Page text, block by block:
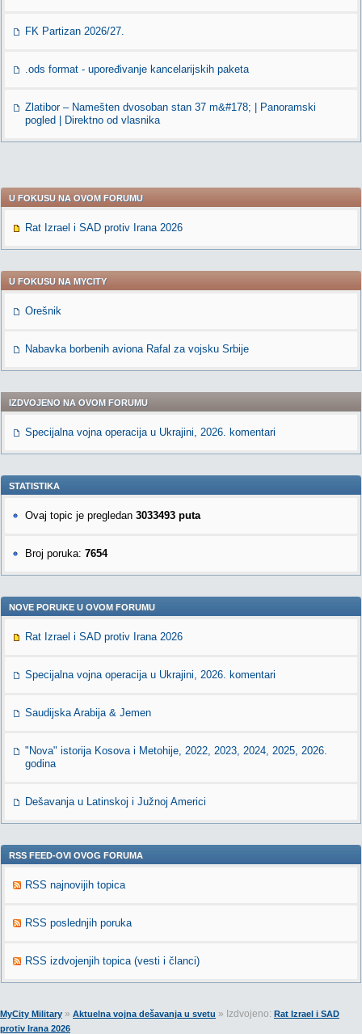
FK Partizan 2026/27.
.ods format - upoređivanje kancelarijskih paketa
Zlatibor – Namešten dvosoban stan 37 m&#178; | Panoramski
pogled | Direktno od vlasnika
U FOKUSU NA OVOM FORUMU
Rat Izrael i SAD protiv Irana 2026
U FOKUSU NA MYCITY
Orešnik
Nabavka borbenih aviona Rafal za vojsku Srbije
IZDVOJENO NA OVOM FORUMU
Specijalna vojna operacija u Ukrajini, 2026. komentari
STATISTIKA
Ovaj topic je pregledan 3033493 puta
Broj poruka: 7654
NOVE PORUKE U OVOM FORUMU
Rat Izrael i SAD protiv Irana 2026
Specijalna vojna operacija u Ukrajini, 2026. komentari
Saudijska Arabija & Jemen
"Nova" istorija Kosova i Metohije, 2022, 2023, 2024, 2025, 2026.
godina
Dešavanja u Latinskoj i Južnoj Americi
RSS FEED-OVI OVOG FORUMA
RSS najnovijih topica
RSS poslednjih poruka
RSS izdvojenjih topica (vesti i članci)
MyCity Military » Aktuelna vojna dešavanja u svetu » Izdvojeno: Rat Izrael i SAD
protiv Irana 2026